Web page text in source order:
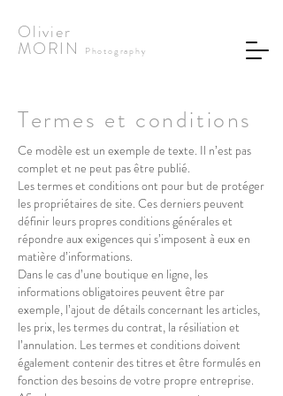
Olivier
MORIN Photography
Termes et conditions
Ce modèle est un exemple de texte. Il n’est pas
complet et ne peut pas être publié.
Les termes et conditions ont pour but de protéger
les propriétaires de site. Ces derniers peuvent
définir leurs propres conditions générales et
répondre aux exigences qui s’imposent à eux en
matière d’informations.
Dans le cas d’une boutique en ligne, les
informations obligatoires peuvent être par
exemple, l’ajout de détails concernant les articles,
les prix, les termes du contrat, la résiliation et
l’annulation. Les termes et conditions doivent
également contenir des titres et être formulés en
fonction des besoins de votre propre entreprise.